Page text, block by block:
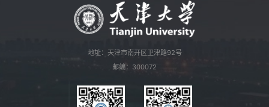
地址：天津市南开区卫津路92号
邮编：300072